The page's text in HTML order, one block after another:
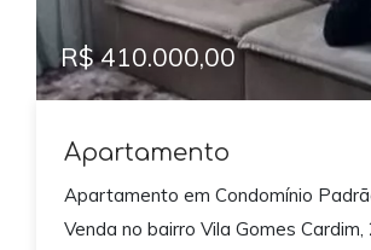
R$ 410.000,00
Apartamento
Apartamento em Condomínio
Venda no bairro Vila Gomes Cardim,